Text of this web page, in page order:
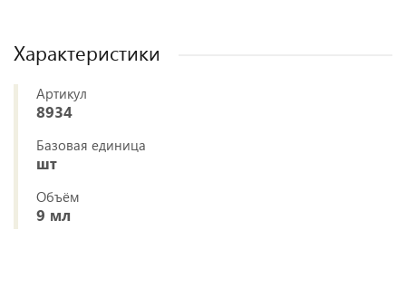
Характеристики
Артикул
8934
Базовая единица
шт
Объём
9 мл